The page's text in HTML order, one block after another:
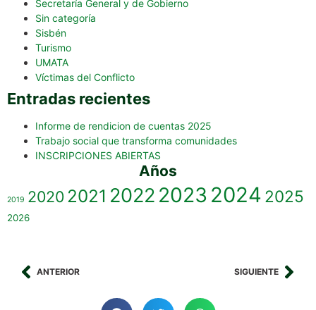
Secretaría General y de Gobierno
Sin categoría
Sisbén
Turismo
UMATA
Víctimas del Conflicto
Entradas recientes
Informe de rendicion de cuentas 2025
Trabajo social que transforma comunidades
INSCRIPCIONES ABIERTAS
Años
2019 20202021 2022 2023 2024 2025
2026
ANTERIOR SIGUIENTE